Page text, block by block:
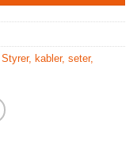
Styrer, kabler, seter,